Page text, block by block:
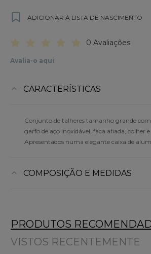
ADICIONAR À LISTA DE NASCIMENTO
0 Avaliações
Avalia-o aqui
CARACTERÍSTICAS
Conjunto de talheres tamanho grande com
garfo de aço inoxidável, faca afiada, colher
Apresentados numa elegante caixa de
COMPOSIÇÃO E MEDIDAS
PRODUTOS
VISTOS RECENTEMENTE